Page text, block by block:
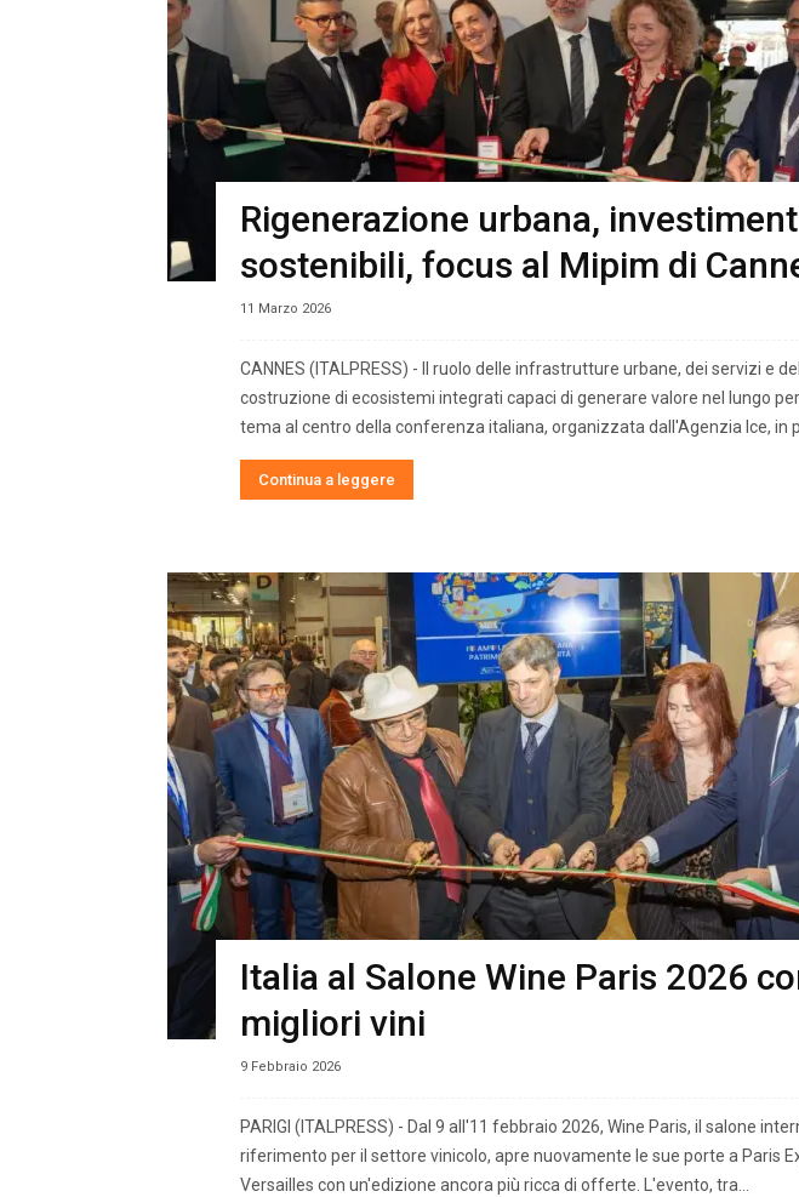
Rigenerazione urbana,
sostenibili, focus al Mipim di
11 Marzo 2026
CANNES (ITALPRESS) - Il ruolo delle infrastrutture urbane, dei servizi e
costruzione di ecosistemi integrati capaci di generare valore nel lungo
tema al centro della conferenza italiana, organizzata dall'Agenzia Ice, in
Continua a leggere
Italia al Salone Wine Paris 2026
migliori vini
9 Febbraio 2026
PARIGI (ITALPRESS) - Dal 9 all'11 febbraio 2026, Wine Paris, il salone
riferimento per il settore vinicolo, apre nuovamente le sue porte a Paris
Versailles con un'edizione ancora più ricca di offerte. L'evento, tra...